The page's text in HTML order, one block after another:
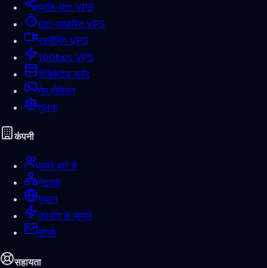
प्रति-घंटा VPS
घंटा-आधारित VPS
स्ट्रीमिंग VPS
10Gbps VPS
डेडिकेटेड सर्वर
गेम होस्टिंग
तुलना
कंपनी
हमारे बारे में
नेटवर्क
स्थान
उपयोग के मामले
संपर्क
सहायता